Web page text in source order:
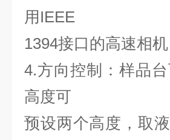
用IEEE
1394接口的高速相
4.方向控制：样品
高度可
预设两个高度，取